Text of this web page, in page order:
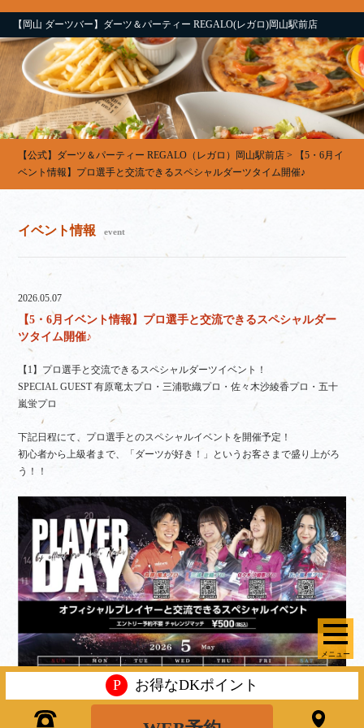
【岡山 ダーツバー】ダーツ＆パーティー REGALO(レガロ)岡山駅前店
メニュー
【公式】ダーツ＆パーティー REGALO（レガロ）岡山駅前店 >
【5・6月イ
ベント情報】プロ選手と交流できるスペシャルダーツタイム開催♪
イベント情報 event
2026.05.07
【5・6月イベント情報】プロ選手と交流できるスペシャルダー
ツタイム開催♪
【1】プロ選手と交流できるスペシャルダーツイベント！
SPECIAL GUEST 有原竜太プロ・三浦歌織プロ・佐々木沙綾香プロ・五十
嵐蛍プロ
下記日程にて、プロ選手とのスペシャルイベントを開催予定！
初心者から上級者まで、「ダーツが好き！」というお客さまで盛り上がろ
う！！
P お得なDKポイント